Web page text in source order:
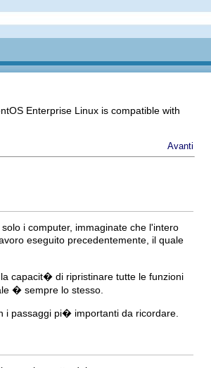
Enterprise Linux is compatible with
Avanti
i computer, immaginate che l'intero
eseguito precedentemente, il quale
capacit� di ripristinare tutte le funzioni
� sempre lo stesso.
i passaggi pi� importanti da ricordare.